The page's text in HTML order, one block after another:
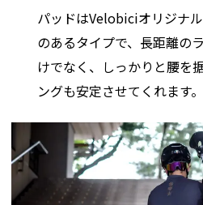
パッドはVelobiciオリジナ
のあるタイプで、長距離の
けでなく、しっかりと腰を
ングも安定させてくれます。